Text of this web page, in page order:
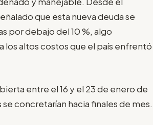
que esta nueva deuda se
por debajo del 10 %, algo
los altos costos que el país enfrentó
entre el 16 y el 23 de enero de
concretarían hacia finales de mes.